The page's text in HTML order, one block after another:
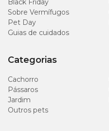
Black Friday
Sobre Vermífugos
Pet Day
Guias de cuidados
Categorias
Cachorro
Pássaros
Jardim
Outros pets